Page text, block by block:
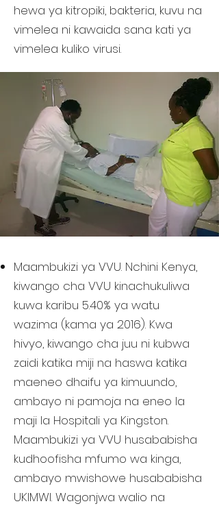
hewa ya kitropiki, bakteria, kuvu na
vimelea ni kawaida sana kati ya
vimelea kuliko virusi.
Maambukizi ya VVU. Nchini Kenya,
kiwango cha VVU kinachukuliwa
kuwa karibu 5.40% ya watu
wazima (kama ya 2016). Kwa
hivyo, kiwango cha juu ni kubwa
zaidi katika miji na haswa katika
maeneo dhaifu ya kimuundo,
ambayo ni pamoja na eneo la
maji la Hospitali ya Kingston.
Maambukizi ya VVU husababisha
kudhoofisha mfumo wa kinga,
ambayo mwishowe husababisha
UKIMWI. Wagonjwa walio na